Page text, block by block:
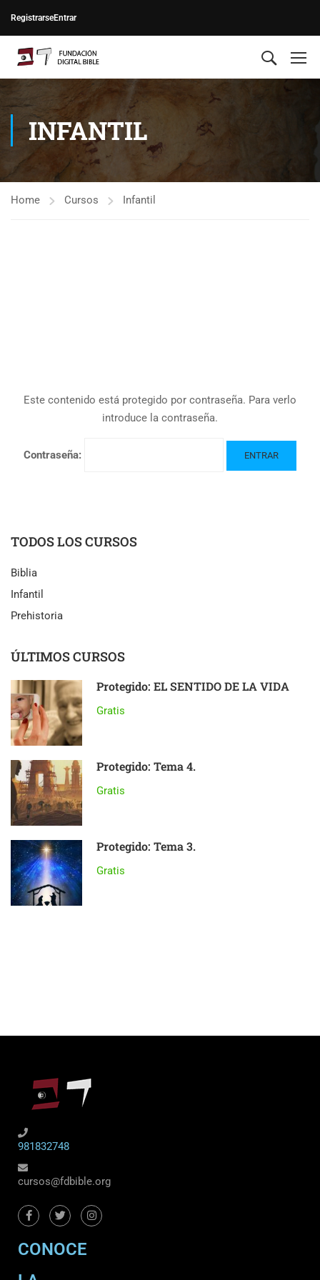
RegistrarseEntrar
INFANTIL
Home Cursos Infantil
Este contenido está protegido por contraseña. Para verlo
introduce la contraseña.
Contraseña:
TODOS LOS CURSOS
Biblia
Infantil
Prehistoria
ÚLTIMOS CURSOS
Protegido: EL SENTIDO DE LA VIDA
Gratis
Protegido: Tema 4.
Gratis
Protegido: Tema 3.
Gratis
981832748
cursos@fdbible.org
CONOCE